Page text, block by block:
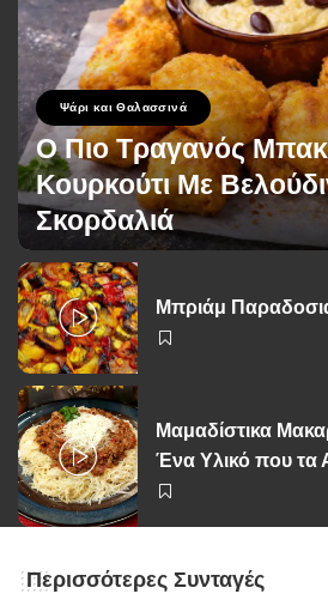
Ψάρι και Θαλασσινά
Ο Πιο Τραγανός
Κουρκούτι Με
Σκορδαλιά
Posted
by
George Zolis 15 Μαρτίου 2026
Μπριάμ
Μαμαδίστικα
Ένα Υλικό που τα
Περισσότερες Συνταγές